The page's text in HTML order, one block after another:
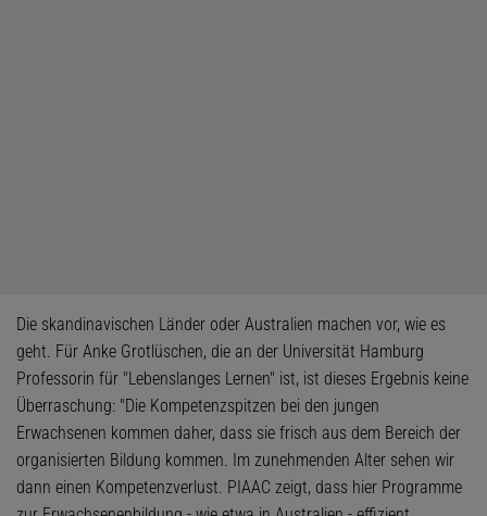
Die skandinavischen Länder oder Australien machen vor, wie es
geht. Für Anke Grotlüschen, die an der Universität Hamburg
Professorin für "Lebenslanges Lernen" ist, ist dieses Ergebnis keine
Überraschung: "Die Kompetenzspitzen bei den jungen
Erwachsenen kommen daher, dass sie frisch aus dem Bereich der
organisierten Bildung kommen. Im zunehmenden Alter sehen wir
dann einen Kompetenzverlust. PIAAC zeigt, dass hier Programme